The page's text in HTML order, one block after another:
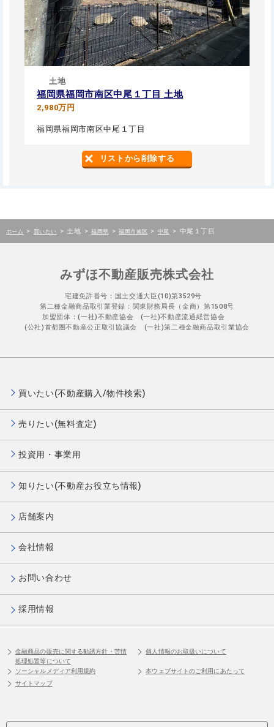
土地
福岡県福岡市南区中尾１丁目 土地
2,980万円
福岡県福岡市南区中尾１丁目
リストから削除する
ホーム > 買いたい > 土地 > 福岡県 > 福岡市南区 > 中尾 > 中尾１丁目
みずほ不動産販売株式会社
宅建免許番号：国土交通大臣(10)第3529号
第二種金融商品取引業登録：関東財務局長（金商）第1508号
加盟団体：(一社)不動産協会 (一社)不動産流通経営協会
(公社)首都圏不動産公正取引協議会 (一社)第二種金融商品取引業協会
買いたい(不動産購入/物件検索)
売りたい(無料査定)
投資用・事業用
知りたい(不動産お役立ち情報)
店舗案内
会社情報
お問い合わせ
採用情報
金融商品の販売に関する勧誘方針・苦情
処理処置等について
個人情報のお取扱いについて
ソーシャルメディア利用規約
本ウェブサイトのご利用にあたって
サイトマップ